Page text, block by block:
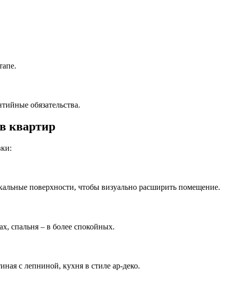
обязательства.
квартир
поверхности, чтобы визуально расширить помещение.
спальня – в более спокойных.
с лепниной, кухня в стиле ар-деко.